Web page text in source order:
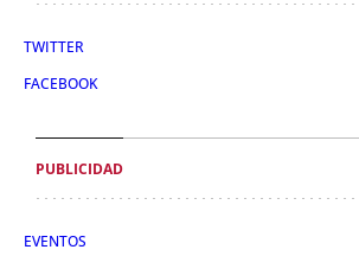
TWITTER
FACEBOOK
PUBLICIDAD
EVENTOS